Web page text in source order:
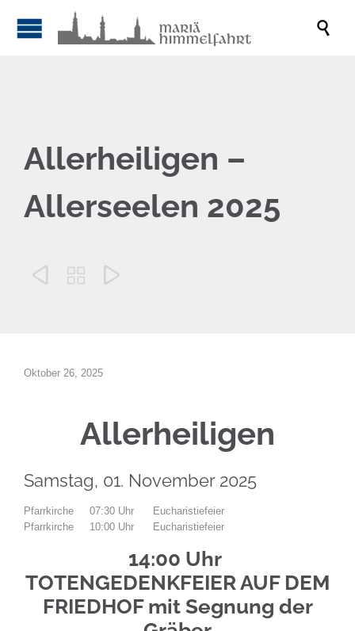

Allerheiligen –
Allerseelen 2025
  
Oktober 26, 2025
Allerheiligen
Samstag, 01. November 2025
Pfarrkirche 07:30 Uhr Eucharistiefeier
Pfarrkirche 10:00 Uhr Eucharistiefeier
14:00 Uhr
TOTENGEDENKFEIER AUF DEM
FRIEDHOF mit Segnung der